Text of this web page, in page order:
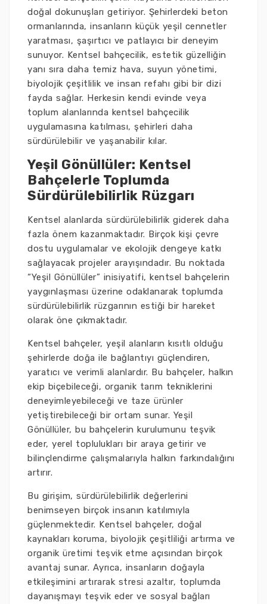
doğal dokunuşları getiriyor. Şehirlerdeki beton
ormanlarında, insanların küçük yeşil cennetler
yaratması, şaşırtıcı ve patlayıcı bir deneyim
sunuyor. Kentsel bahçecilik, estetik güzelliğin
yanı sıra daha temiz hava, suyun yönetimi,
biyolojik çeşitlilik ve insan refahı gibi bir dizi
fayda sağlar. Herkesin kendi evinde veya
toplum alanlarında kentsel bahçecilik
uygulamasına katılması, şehirleri daha
sürdürülebilir ve yaşanabilir kılar.
Yeşil Gönüllüler: Kentsel
Bahçelerle Toplumda
Sürdürülebilirlik Rüzgarı
Kentsel alanlarda sürdürülebilirlik giderek daha
fazla önem kazanmaktadır. Birçok kişi çevre
dostu uygulamalar ve ekolojik dengeye katkı
sağlayacak projeler arayışındadır. Bu noktada
“Yeşil Gönüllüler” inisiyatifi, kentsel bahçelerin
yaygınlaşması üzerine odaklanarak toplumda
sürdürülebilirlik rüzgarının estiği bir hareket
olarak öne çıkmaktadır.
Kentsel bahçeler, yeşil alanların kısıtlı olduğu
şehirlerde doğa ile bağlantıyı güçlendiren,
yaratıcı ve verimli alanlardır. Bu bahçeler, halkın
ekip biçebileceği, organik tarım tekniklerini
deneyimleyebileceği ve taze ürünler
yetiştirebileceği bir ortam sunar. Yeşil
Gönüllüler, bu bahçelerin kurulumunu teşvik
eder, yerel toplulukları bir araya getirir ve
bilinçlendirme çalışmalarıyla halkın farkındalığını
artırır.
Bu girişim, sürdürülebilirlik değerlerini
benimseyen birçok insanın katılımıyla
güçlenmektedir. Kentsel bahçeler, doğal
kaynakları koruma, biyolojik çeşitliliği artırma ve
organik üretimi teşvik etme açısından birçok
avantaj sunar. Ayrıca, insanların doğayla
etkileşimini artırarak stresi azaltır, toplumda
dayanışmayı teşvik eder ve sosyal bağları